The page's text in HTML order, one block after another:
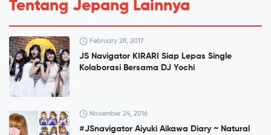
Tentang Jepang Lainnya
February 28, 2017
JS Navigator KIRARI Siap Lepas Single
Kolaborasi Bersama DJ Yochi
November 24, 2016
#JSnavigator Aiyuki Aikawa Diary ~ Natural